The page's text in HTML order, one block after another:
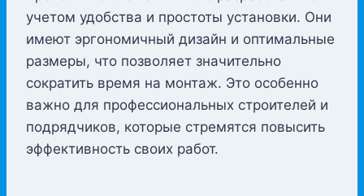
учетом удобства и простоты установки. Они
имеют эргономичный дизайн и оптимальные
размеры, что позволяет значительно
сократить время на монтаж. Это особенно
важно для профессиональных строителей и
подрядчиков, которые стремятся повысить
эффективность своих работ.